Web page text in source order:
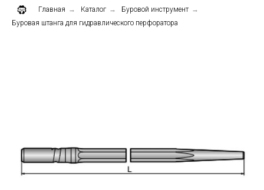
Главная → Каталог → Буровой инструмент →
Буровая штанга для гидравлического перфоратора